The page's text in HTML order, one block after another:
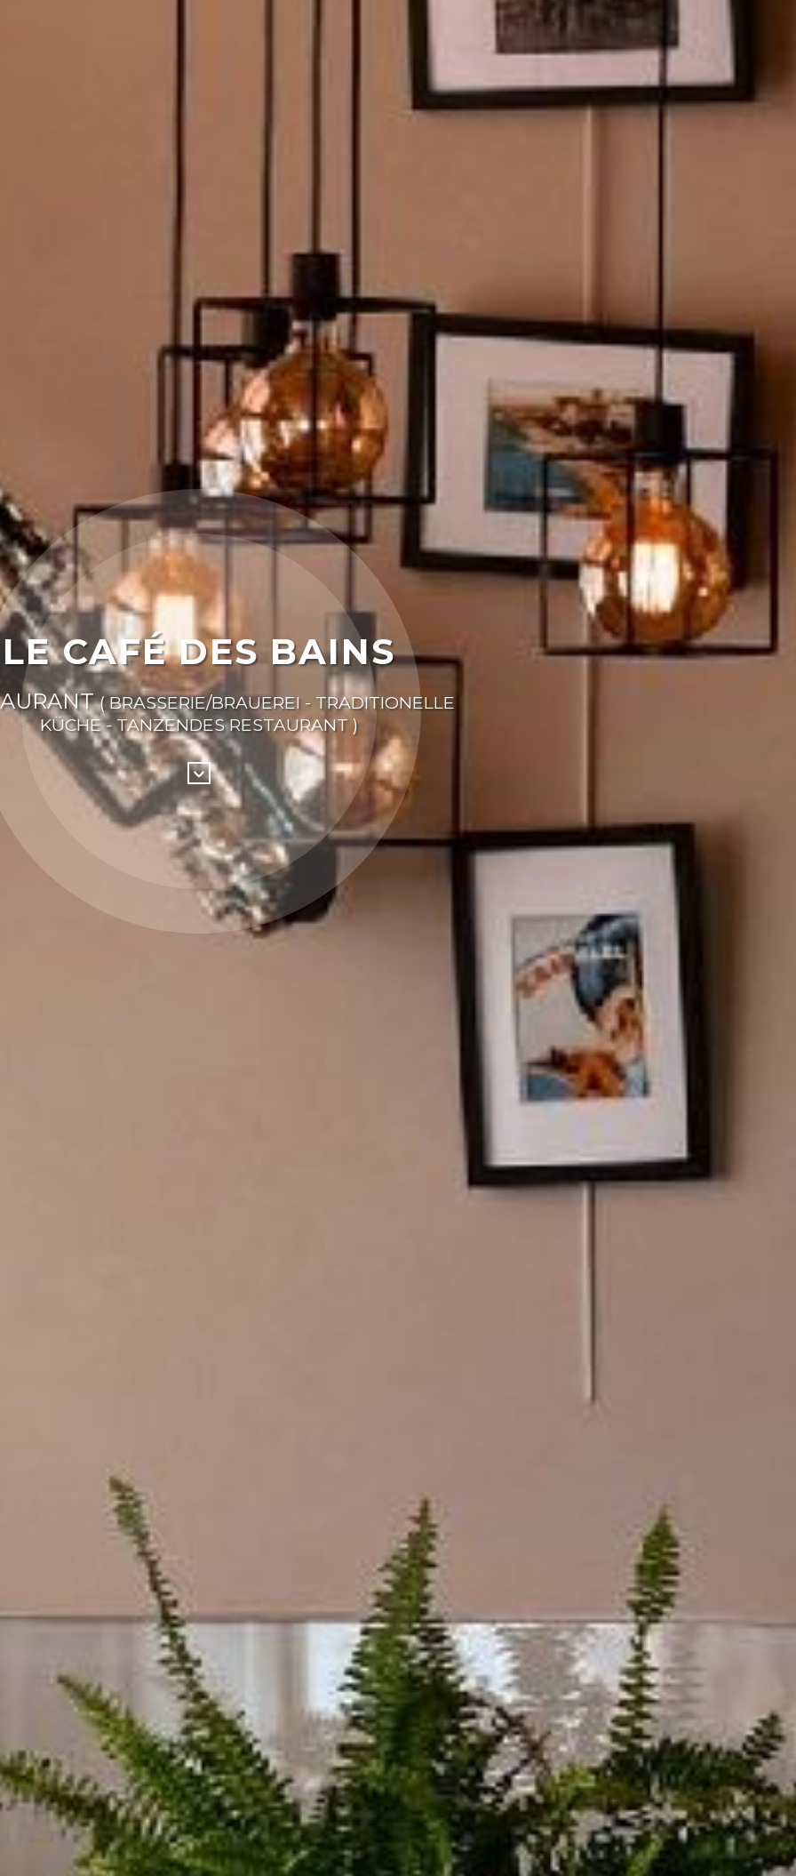
LE CAFÉ DES BAINS
( BRASSERIE/BRAUEREI - TRADITIONELLE
KÜCHE - TANZENDES RESTAURANT )